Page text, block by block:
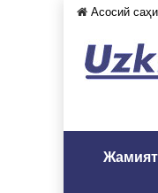
Асосий
Жамият